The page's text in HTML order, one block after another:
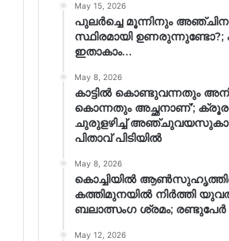
May 15, 2026
പുലർച്ചെ മൂന്നിനും
സ്ഥിരമായി
ഇതാകാം…
May 8, 2026
കാട്ടിൽ കൊണ്ടുവന്നതും
കൊന്നതും അച്ഛനാണ്’;
ചുരുളഴിച്ച്
പിതാവ് പിടിയിൽ
May 8, 2026
കൊച്ചിയിൽ
കത്തിമുനയിൽ നിർത്തി
ബലാത്സംഗ​ ശ്രമം; രണ്ടുപേർ
May 12, 2026